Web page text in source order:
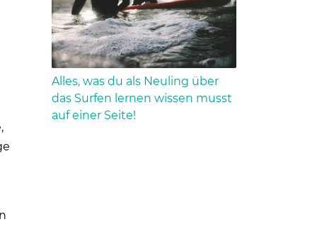
Alles, was du als Neuling über
das Surfen lernen wissen musst
auf einer Seite!